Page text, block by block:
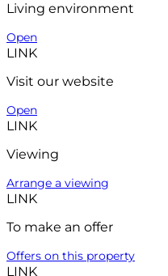
Living environment
Open
LINK
Visit our website
Open
LINK
Viewing
Arrange a viewing
LINK
To make an offer
Offers on this property
LINK